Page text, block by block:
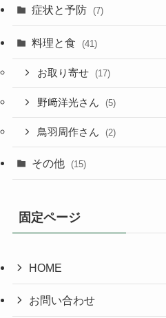
症状と予防 (7)
料理と食 (41)
お取り寄せ (17)
野﨑洋光さん (5)
鳥羽周作さん (2)
その他 (15)
固定ページ
HOME
お問い合わせ